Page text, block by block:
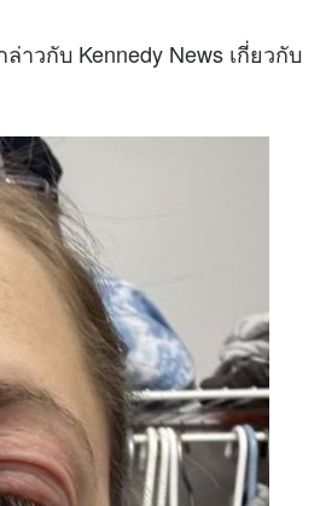
วกับ Kennedy News เกี่ยวกับ